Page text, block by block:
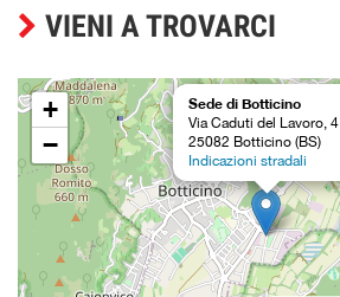
VIENI A TROVARCI
Sede di Botticino
Via Caduti del Lavoro, 4
25082 Botticino (BS)
Indicazioni stradali
+
−